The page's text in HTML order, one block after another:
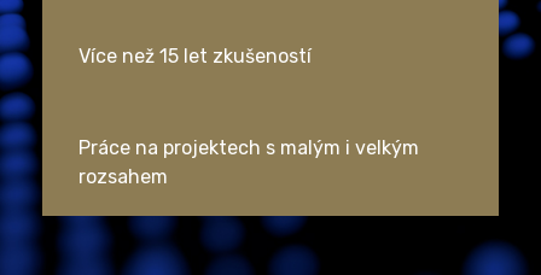
Více než 15 let zkušeností
Práce na projektech s malým i velkým
rozsahem